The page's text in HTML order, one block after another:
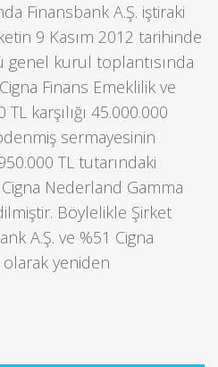
Finansbank A.Ş. iştiraki
9 Kasım 2012 tarihinde
kurul toplantısında
Finans Emeklilik ve
TL karşılığı 45.000.000
sermayesinin
TL tutarındaki
Nederland Gamma
Böylelikle Şirket
A.Ş. ve %51 Cigna
yeniden